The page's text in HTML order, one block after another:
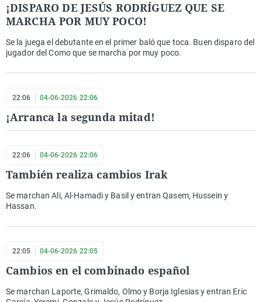
¡DISPARO DE JESÚS RODRÍGUEZ QUE SE
MARCHA POR MUY POCO!
Se la juega el debutante en el primer baló que toca. Buen disparo del
jugador del Como que se marcha por muy poco.
22:06 04-06-2026 22:06
¡Arranca la segunda mitad!
22:06 04-06-2026 22:06
También realiza cambios Irak
Se marchan Ali, Al-Hamadi y Basil y entran Qasem, Hussein y
Hassan.
22:05 04-06-2026 22:05
Cambios en el combinado español
Se marchan Laporte, Grimaldo, Olmo y Borja Iglesias y entran Eric